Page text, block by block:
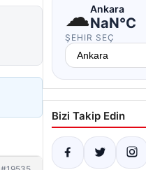
☁Ankara
NaN°C
ŞEHIR SEÇ
Bizi Takip Edin